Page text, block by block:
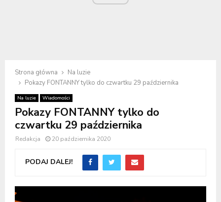
Strona główna
Na luzie
Pokazy FONTANNY tylko do czwartku 29 października
Na luzie Wiadomości
Pokazy FONTANNY tylko do
czwartku 29 października
Redakcja 20 października 2020
PODAJ DALEJ!